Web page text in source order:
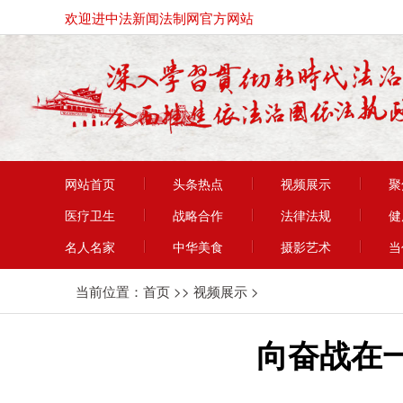
欢迎进中法新闻法制网官方网站
网站首页 头条热点 视频展示
医疗卫生
战略合作 法律法规
名人名家
中华美食 摄影艺术
当前位置： 首页 >> 视频展示 >
向奋战在